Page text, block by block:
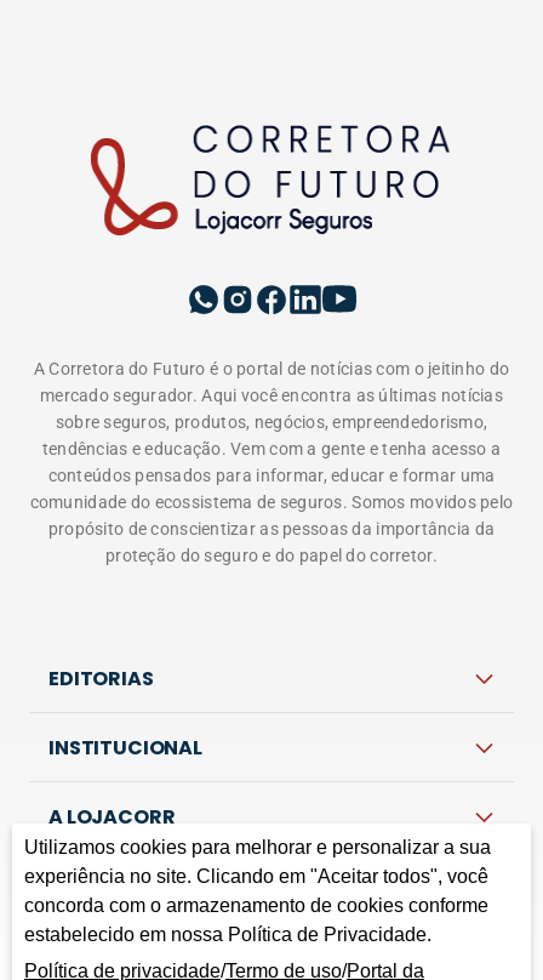
A Corretora do Futuro é o portal de notícias com o jeitinho do
mercado segurador. Aqui você encontra as últimas notícias
sobre seguros, produtos, negócios, empreendedorismo,
tendências e educação. Vem com a gente e tenha acesso a
conteúdos pensados para informar, educar e formar uma
comunidade do ecossistema de seguros. Somos movidos pelo
propósito de conscientizar as pessoas da importância da
proteção do seguro e do papel do corretor.
EDITORIAS
INSTITUCIONAL
A LOJACORR
Política de privacidadeTermos de UsoFale Conosco
Utilizamos cookies para melhorar e personalizar a sua
experiência no site. Clicando em "Aceitar todos", você
concorda com o armazenamento de cookies conforme
estabelecido em nossa Política de Privacidade.
Política de privacidade/Termo de uso/Portal da